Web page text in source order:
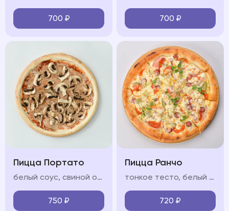
700 ₽ 700 ₽
Пицца Портато
белый соус, свиной окорок, охотничьи колбаски, бекон сырокопчёный, моцарелла, красный лук, соус барбекю
750 ₽
Пицца Ранчо
тонкое тесто, белый соус, ветчина, охотничьи колбаски, салями, моцарелла, красный лук, яйцо
720 ₽